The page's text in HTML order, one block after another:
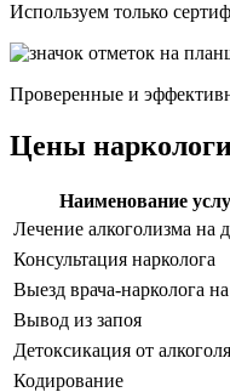
Используем только
Проверенные и
Цены
Наименование
Лечение алкоголизма на
Консультация нарколога
Выезд врача-нарколога
Вывод из запоя
Детоксикация от алкоголя
Кодирование